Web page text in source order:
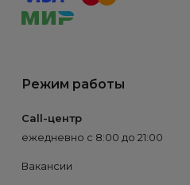
Режим работы
Call-центр
ежедневно с 8:00 до 21:00
Вакансии